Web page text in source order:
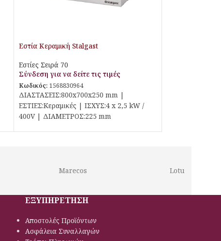
Εστία Κεραμική Stalgast
Εστίες Σειρά 70
Σύνδεση για να δείτε τις τιμές
Κωδικός: 1568830964
ΔΙΑΣΤΑΣΕΙΣ:800x700x250 mm |
ΕΣΤΙΕΣ:Κεραμικές | ΙΣΧΥΣ:4 x 2,5 kW /
400V | ΔΙΑΜΕΤΡΟΣ:225 mm
ΕΞΥΠΗΡΕΤΗΣΗ
Αποστολές Προϊόντων
Ασφάλεια Συναλλαγών